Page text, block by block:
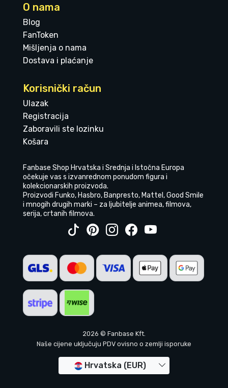
O nama
Blog
FanToken
Mišljenja o nama
Dostava i plaćanje
Korisnički račun
Ulazak
Registracija
Zaboravili ste lozinku
Košara
Fanbase Shop Hrvatska i Srednja i Istočna Europa
očekuje vas s izvanrednom ponudom figura i
kolekcionarskih proizvoda.
Proizvodi Funko, Hasbro, Banpresto, Mattel, Good Smile
i mnogih drugih marki – za ljubitelje animea, filmova,
serija, crtanih filmova.
2026 © Fanbase Kft.
Naše cijene uključuju PDV ovisno o zemlji isporuke
Hrvatska (EUR)